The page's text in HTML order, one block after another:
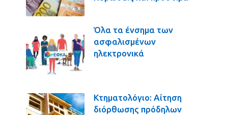
Όλα τα ένσημα των
ασφαλισμένων
ηλεκτρονικά
Κτηματολόγιο: Αίτηση
διόρθωσης πρόδηλων